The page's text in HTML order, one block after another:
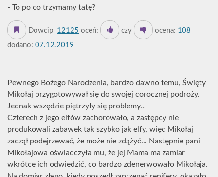
- To po co trzymamy tatę?
Dowcip: 12125 oceń: czy ocena: 108
dodano: 07.12.2019
Pewnego Bożego Narodzenia, bardzo dawno temu, Święty
Mikołaj przygotowywał się do swojej corocznej podroży.
Jednak wszędzie piętrzyły się problemy...
Czterech z jego elfów zachorowało, a zastępcy nie
produkowali zabawek tak szybko jak elfy, więc Mikołaj
zaczął podejrzewać, że może nie zdążyć... Następnie pani
Mikołajowa oświadczyła mu, że jej Mama ma zamiar
wkrótce ich odwiedzić, co bardzo zdenerwowało Mikołaja.